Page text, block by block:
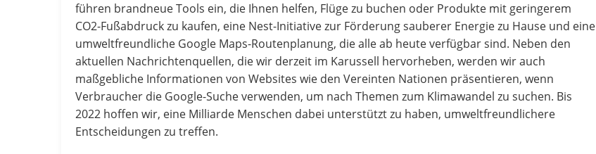
führen brandneue Tools ein, die Ihnen helfen, Flüge zu buchen oder Produkte mit geringerem
CO2-Fußabdruck zu kaufen, eine Nest-Initiative zur Förderung sauberer Energie zu Hause und eine
umweltfreundliche Google Maps-Routenplanung, die alle ab heute verfügbar sind. Neben den
aktuellen Nachrichtenquellen, die wir derzeit im Karussell hervorheben, werden wir auch
maßgebliche Informationen von Websites wie den Vereinten Nationen präsentieren, wenn
Verbraucher die Google-Suche verwenden, um nach Themen zum Klimawandel zu suchen. Bis
2022 hoffen wir, eine Milliarde Menschen dabei unterstützt zu haben, umweltfreundlichere
Entscheidungen zu treffen.